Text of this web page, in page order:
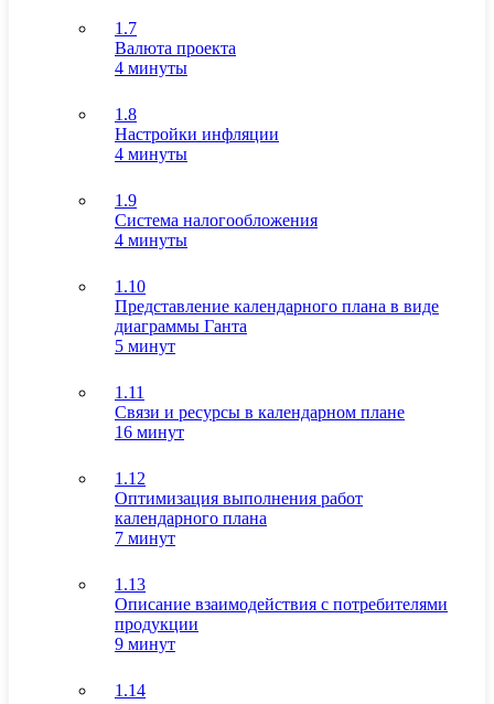
1.7
Валюта проекта
4 минуты
1.8
Настройки инфляции
4 минуты
1.9
Система налогообложения
4 минуты
1.10
Представление календарного плана в виде
диаграммы Ганта
5 минут
1.11
Связи и ресурсы в календарном плане
16 минут
1.12
Оптимизация выполнения работ
календарного плана
7 минут
1.13
Описание взаимодействия с потребителями
продукции
9 минут
1.14